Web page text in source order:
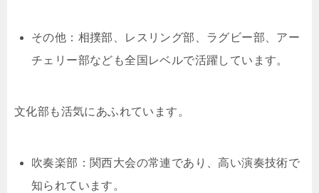
その他：相撲部、レスリング部、ラグビー部、アー
チェリー部なども全国レベルで活躍しています。
文化部も活気にあふれています。
吹奏楽部：関西大会の常連であり、高い演奏技術で
知られています。